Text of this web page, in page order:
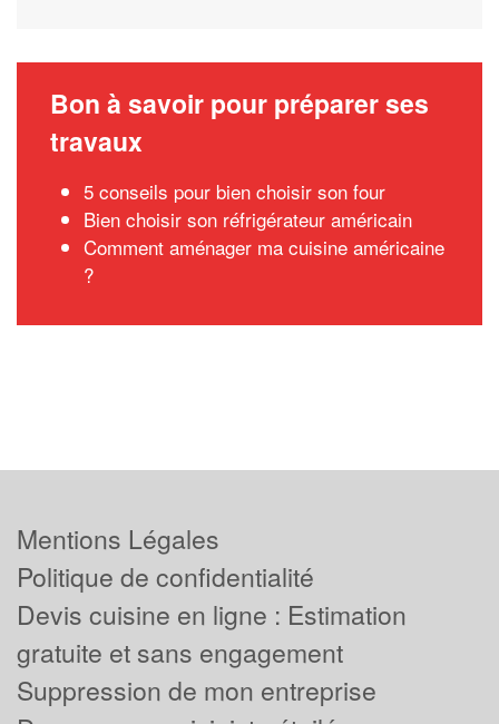
Bon à savoir pour préparer ses
travaux
5 conseils pour bien choisir son four
Bien choisir son réfrigérateur américain
Comment aménager ma cuisine américaine
?
Mentions Légales
Politique de confidentialité
Devis cuisine en ligne : Estimation
gratuite et sans engagement
Suppression de mon entreprise